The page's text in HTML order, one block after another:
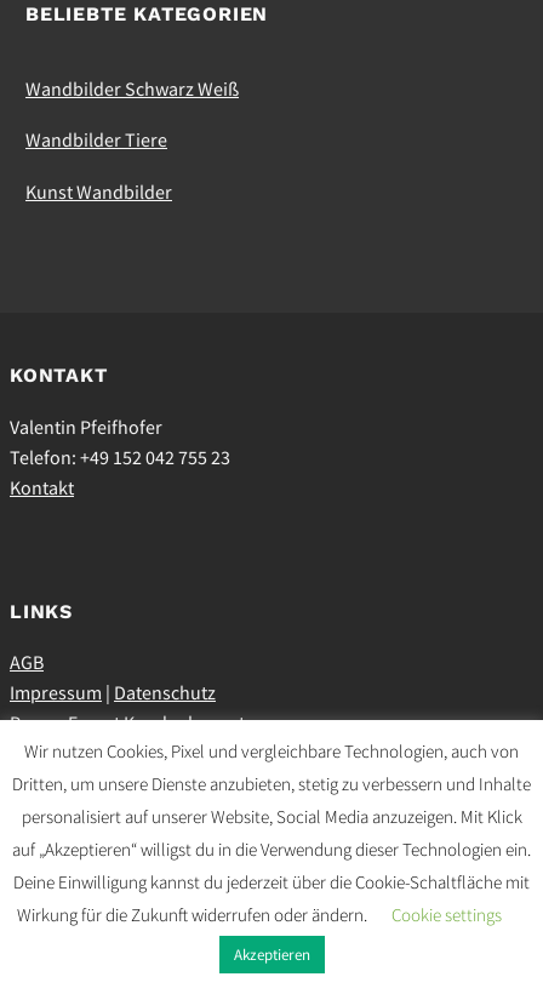
BELIEBTE KATEGORIEN
Wandbilder Schwarz Weiß
Wandbilder Tiere
Kunst Wandbilder
KONTAKT
Valentin Pfeifhofer
Telefon: +49 152 042 755 23
Kontakt
LINKS
AGB
Impressum | Datenschutz
ProvenExpert Kundenbewertungen
SOCIAL MEDIA
Wir nutzen Cookies, Pixel und vergleichbare Technologien, auch von
Dritten, um unsere Dienste anzubieten, stetig zu verbessern und Inhalte
personalisiert auf unserer Website, Social Media anzuzeigen. Mit Klick
auf „Akzeptieren“ willigst du in die Verwendung dieser Technologien ein.
Deine Einwilligung kannst du jederzeit über die Cookie-Schaltfläche mit
Wirkung für die Zukunft widerrufen oder ändern.
Cookie settings
Akzeptieren